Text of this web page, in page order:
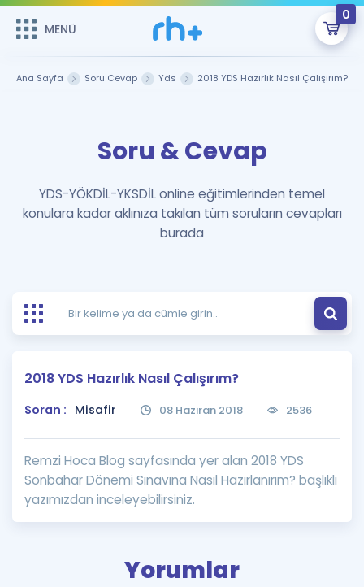
MENÜ
0
Şifremi Hatırlamıyorum
GİRİŞ YAP
Remzi Hoca ile seni sınava hazırlayacak onlarca eğitim seni
bekliyor!
MENÜ
Çalışma Paketleri
Kitaplar ve Kaynaklar
Ücretsiz Kaynaklar
Puan Hesaplama
Rehberlik Aracı
ÖSYM Sınav Takvimi
Kampanyalar
Blog
İngilizce Gramer
Blog
İngilizce Gramer
Hakkımızda
Ana Sayfa Soru Cevap Yds 2018 YDS Hazırlık Nasıl Çalışırım?
Soru & Cevap
YDS-YÖKDİL-YKSDİL online eğitimlerinden temel
konulara kadar aklınıza takılan tüm soruların cevapları
burada
2018 YDS Hazırlık Nasıl Çalışırım?
Soran : Misafir 08 Haziran 2018 2536
Remzi Hoca Blog sayfasında yer alan 2018 YDS
Sonbahar Dönemi Sınavına Nasıl Hazırlanırım? başlıklı
yazımızdan inceleyebilirsiniz.
Yorumlar